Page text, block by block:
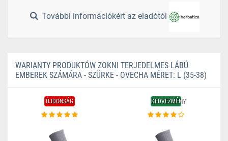
További információkért az eladótól
WARIANTY PRODUKTÓW ZOKNI TERJEDELMES LÁBÚ
EMBEREK SZÁMÁRA - SZÜRKE - OVECHA MÉRET: L (35-38)
ÚJDONSÁG KEDVEZMÉNY